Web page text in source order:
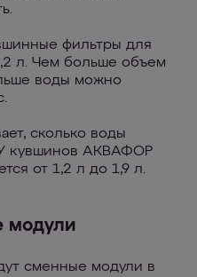
фильтры для
л. Чем больше объем
воды можно
сколько воды
У кувшинов АКВАФОР
от 1,2 л до 1,9 л.
модули
сменные модули в